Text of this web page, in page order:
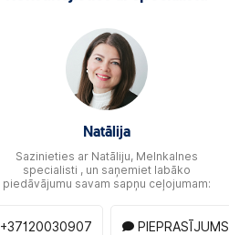
Natālija
Sazinieties ar Natāliju, Melnkalnes
specialisti , un saņemiet labāko
piedāvājumu savam sapņu ceļojumam:
+37120030907 PIEPRASĪJUMS